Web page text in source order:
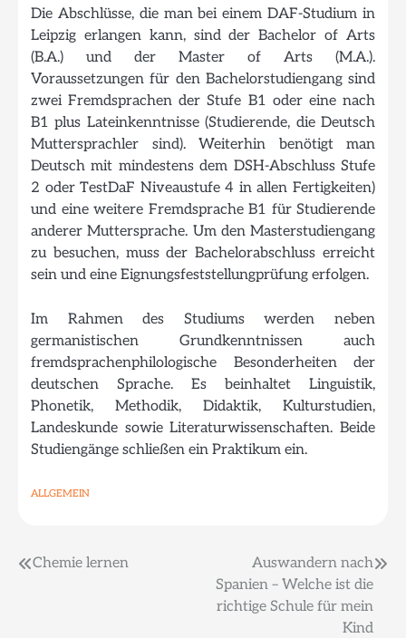
Die Abschlüsse, die man bei einem DAF-Studium in
Leipzig erlangen kann, sind der Bachelor of Arts
(B.A.) und der Master of Arts (M.A.).
Voraussetzungen für den Bachelorstudiengang sind
zwei Fremdsprachen der Stufe B1 oder eine nach
B1 plus Lateinkenntnisse (Studierende, die Deutsch
Muttersprachler sind). Weiterhin benötigt man
Deutsch mit mindestens dem DSH-Abschluss Stufe
2 oder TestDaF Niveaustufe 4 in allen Fertigkeiten)
und eine weitere Fremdsprache B1 für Studierende
anderer Muttersprache. Um den Masterstudiengang
zu besuchen, muss der Bachelorabschluss erreicht
sein und eine Eignungsfeststellungprüfung erfolgen.
Im Rahmen des Studiums werden neben
germanistischen Grundkenntnissen auch
fremdsprachenphilologische Besonderheiten der
deutschen Sprache. Es beinhaltet Linguistik,
Phonetik, Methodik, Didaktik, Kulturstudien,
Landeskunde sowie Literaturwissenschaften. Beide
Studiengänge schließen ein Praktikum ein.
ALLGEMEIN
Beitragsnavigation
Chemie lernen
Auswandern nach
Spanien – Welche ist die
richtige Schule für mein
Kind